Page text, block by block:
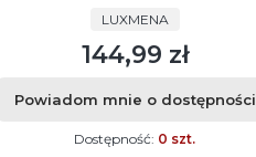
PRODUCENT
LUXMENA
Cena
144,99 zł
Powiadom mnie o dostępności
Dostępność: 0 szt.